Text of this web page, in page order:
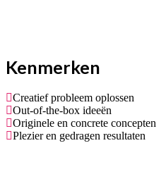
Kenmerken
Creatief probleem oplossen
Out-of-the-box ideeën
Originele en concrete concepten
Plezier en gedragen resultaten